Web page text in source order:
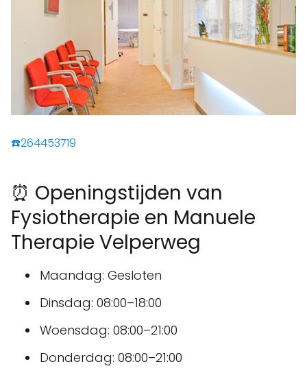
☎️264453719
⏰ Openingstijden van
Fysiotherapie en Manuele
Therapie Velperweg
Maandag: Gesloten
Dinsdag: 08:00–18:00
Woensdag: 08:00–21:00
Donderdag: 08:00–21:00